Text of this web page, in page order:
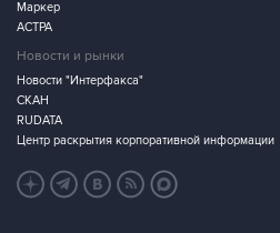
Маркер
АСТРА
Новости и рынки
Новости "Интерфакса"
СКАН
RUDATA
Центр раскрытия корпоративной информации